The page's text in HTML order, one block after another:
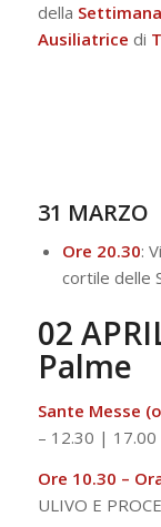
della
Ausiliatrice di
31 MARZO
Ore 20.30:
cortile delle
02
Palme
Sante Messe
– 12.30 | 17.00
Ore 10.30 –
ULIVO E